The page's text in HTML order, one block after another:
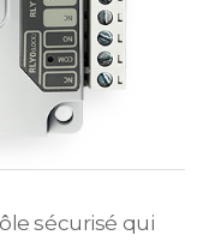
sécurisé qui